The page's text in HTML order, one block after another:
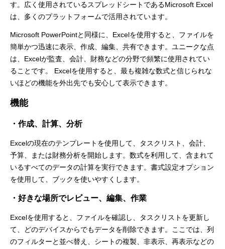
す。広く使用されているスプレッドシートであるMicrosoft Excel
は、多くのプラットフォームで活用されています。
Microsoft PowerPointと同様に、Excelを使用すると、ファイルを
簡単かつ迅速に表示、作成、編集、共有できます。ユニークな点
は、Excelが監査、会計、財務などの分野で頻繁に使用されてい
ることです。 Excelを使用すると、最も複雑な数式と信じられな
いほどの機能を外出先でも安心して表示できます。
機能
・作成、計算、分析
Excelの現在のテンプレートを使用して、タスクリスト、会計、
予算、または財務分析を開始します。数式を利用して、含まれて
いるすべてのデータの計算を実行できます。書式設定オプション
を使用して、ブックを使いやすくします。
・好きな場所でレビュー、編集、作業
Excelを使用すると、ファイルを確認し、タスクリストを更新し
て、どのデバイスからでもデータを削除できます。ここでは、列
のフィルターと並べ替え、シートの複製、非表示、再表示などの